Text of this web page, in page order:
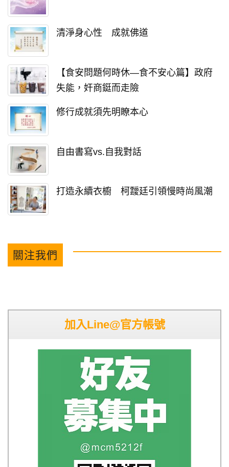
清淨身心性 成就佛道
【食安問題何時休—食不安心篇】政府
失能，奸商鋌而走險
修行成就須先明瞭本心
自由書寫vs.自我對話
打造永續衣櫥 柯靉廷引領慢時尚風潮
關注我們
加入Line@官方帳號